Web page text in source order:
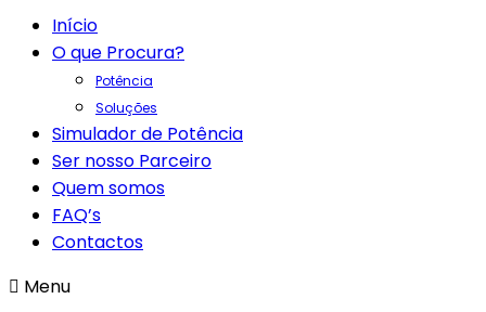
Início
O que Procura?
Potência
Soluções
Simulador de Potência
Ser nosso Parceiro
Quem somos
FAQ’s
Contactos
Menu